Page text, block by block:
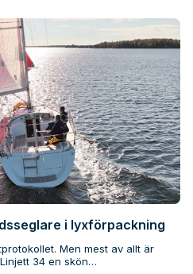
i lyxförpackning
Men mest av allt är
34 en skön…